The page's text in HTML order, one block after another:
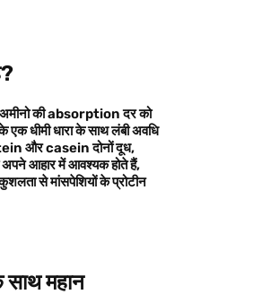
?
अमीनो की absorption दर को
एक धीमी धारा के साथ लंबी अवधि
और casein दोनों दूध,
अपने आहार में आवश्यक होते हैं,
से मांसपेशियों के प्रोटीन
साथ महान